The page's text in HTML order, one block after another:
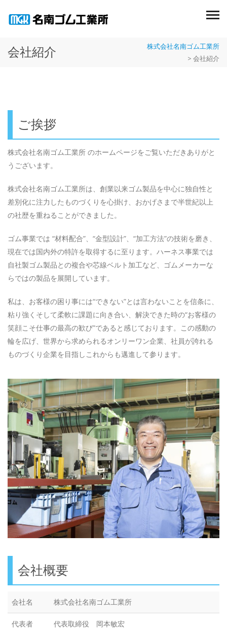
会社紹介
株式会社名南ゴム工業所
> 会社紹介
ご挨拶
株式会社名南ゴム工業所 のホームページをご覧いただきありがと
うございます。
株式会社名南ゴム工業所は、創業以来ゴム製品を中心に独自性と
差別化に注力したものづくりを心掛け、おかげさまで半世紀以上
の社歴を重ねることができました。
ゴム事業では “材料配合”、“金型設計”、“加工方法”の技術を磨き、
現在では国内外の特許を取得するに至ります。ハーネス事業では
自社製ゴム製品との複合や芯線ベルト加工など、ゴムメーカーな
らではの製品を展開しています。
私は、お客様の困り事には“できない”とは言わないことを信条に、
粘り強くそして柔軟に課題に向き合い、解決できた時の“お客様の
笑顔こそ仕事の最高の歓び”であると感じております。この感動の
輪を広げ、世界から求められるオンリーワン企業、社員が誇れる
ものづくり企業を目指しこれからも邁進して参ります。
会社概要
会社名 株式会社名南ゴム工業所
代表者 代表取締役 岡本敏宏